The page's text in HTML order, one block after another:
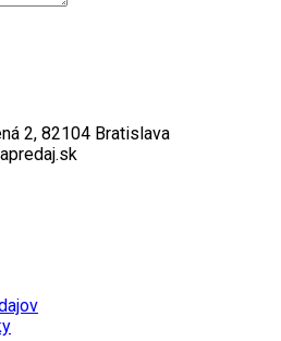
2, 82104 Bratislava